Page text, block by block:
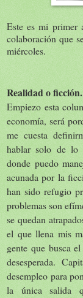
Este es mi primer
colaboración que
miércoles.
Realidad o ficción.
Empiezo esta
economía, será
me cuesta
hablar solo de lo
donde puedo
acunada por la
han sido refugio
problemas son
se quedan
el que llena mis
gente que busca
desesperada.
desempleo para
la única salida